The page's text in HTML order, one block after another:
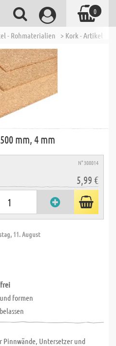
- Rohmaterialien > Kork - Artikel
mm, 4 mm
N° 308014
5,99 €
11. August
formen
Pinnwände, Untersetzer und
0